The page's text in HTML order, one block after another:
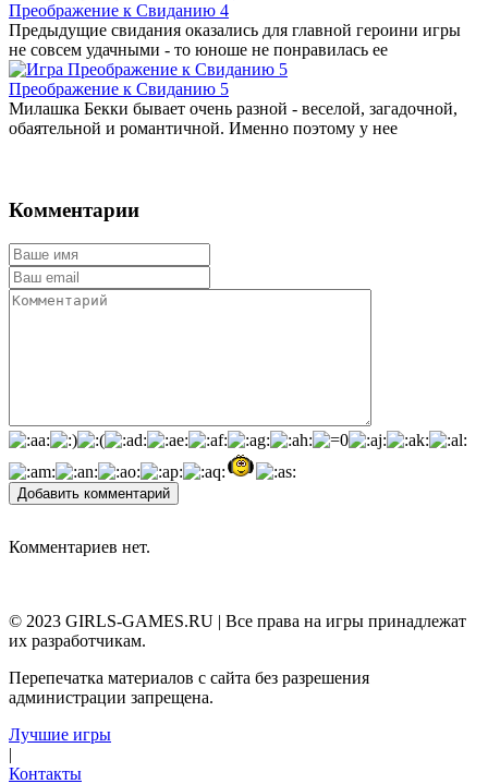
Преображение к Свиданию 4
Предыдущие свидания оказались для главной героини игры
не совсем удачными - то юноше не понравилась ее
Преображение к Свиданию 5
Милашка Бекки бывает очень разной - веселой, загадочной,
обаятельной и романтичной. Именно поэтому у нее
Комментарии
Добавить комментарий
Комментариев нет.
© 2023 GIRLS-GAMES.RU | Все права на игры принадлежат
их разработчикам.
Перепечатка материалов с сайта без разрешения
администрации запрещена.
Лучшие игры
|
Контакты